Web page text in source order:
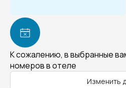
К сожалению, в выбранные
номеров в отеле
Изменить